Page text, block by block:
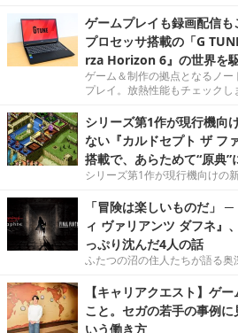
ゲームプレイも録画配信
プロセッサ搭載の「G
rza Horizon 6』の世界を
ゲーム＆制作の拠点となるノ
プレイ。放熱性能もチェックし
シリーズ第1作が現行機向
ない『カルドセプト ザ フ
搭載で、あらためて“原典”
シリーズ第1作が現行機向けの
「冒険は楽しいものだ」
ィ ヴァリアンツ ダフネ』
っぷり沈んだ4人の話
ふたつの沼の住人たちが語る奥
【キャリアクエスト】ゲ
こと。セガの若手の事例
いう働き方